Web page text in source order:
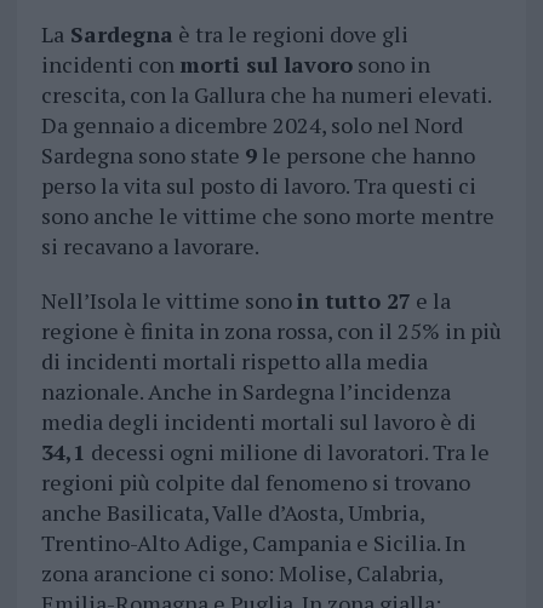
LaSardegna è tra le regioni dove gli
incidenti con morti sul lavorosono in
crescita, con la Gallura che ha numeri elevati.
Da gennaio a dicembre 2024, solo nel Nord
Sardegna sono state 9le persone che hanno
perso la vita sul posto di lavoro. Tra questi ci
sono anche le vittime che sono morte mentre
si recavano a lavorare.
Nell’Isola le vittime sonoin tutto 27 e la
regione è finita in zona rossa, con il 25% in più
di incidenti mortali rispetto alla media
nazionale. Anche in Sardegna l’incidenza
media degli incidenti mortali sul lavoro è di
34,1 decessi ogni milione di lavoratori. Tra le
regioni più colpite dal fenomeno si trovano
anche Basilicata, Valle d’Aosta, Umbria,
Trentino-Alto Adige, Campania e Sicilia. In
zona arancione ci sono: Molise, Calabria,